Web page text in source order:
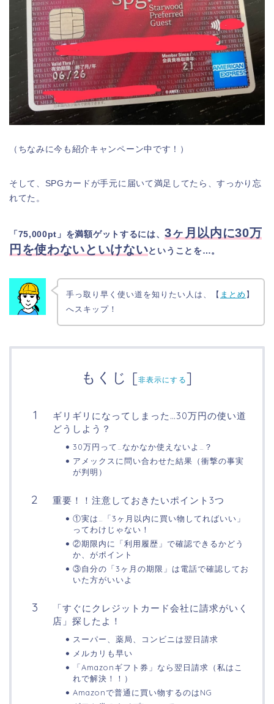
（ちなみに今も紹介キャンペーン中です！）
そして、SPGカードが手元に届いて満足してたら、すっかり忘
れてた。
「75,000pt」を満額ゲットするには、3ヶ月以内に30万
円を使わないといけないということを…。
手っ取り早く使い道を知りたい人は、【 まとめ 】
へスキップ！
もくじ [非表示にする]
ギリギリになってしまった…30万円の使い道
どうしよう？
30万円って…なかなか使えないよ…？
アメックスに問い合わせた結果（衝撃の事実
が判明）
重要！！注意しておきたいポイント3つ
①実は…「3ヶ月以内に買い物してればいい」
ってわけじゃない！
②期限内に「利用履歴」で確認できるかどう
か、がポイント
③自分の「3ヶ月の期限」は電話で確認してお
いた方がいいよ
「すぐにクレジットカード会社に請求がいく
店」探したよ！
スーパー、薬局、コンビニは翌日請求
メルカリも早い
「Amazonギフト券」なら翌日請求（私はこ
れで解決！！）
Amazonで普通に買い物するのはNG